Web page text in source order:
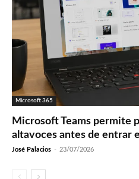
Microsoft 365
Microsoft Teams permite
altavoces antes de entrar
José Palacios - 23/07/2026